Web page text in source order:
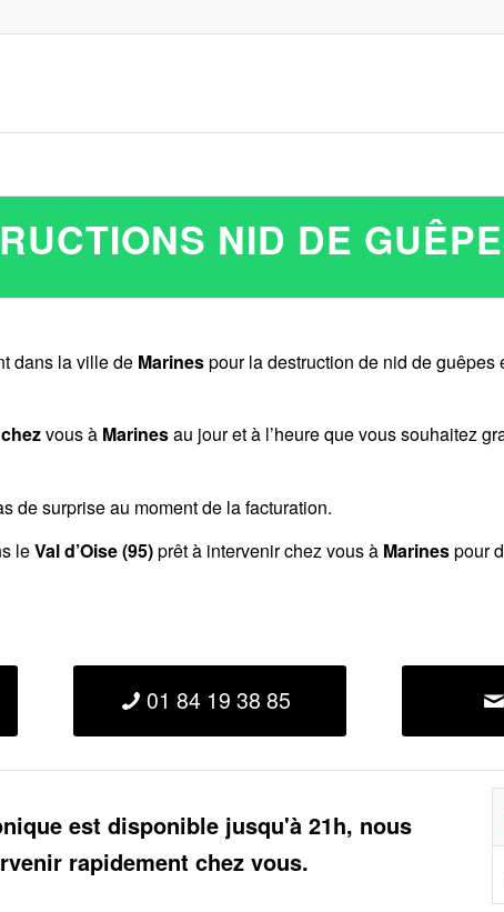
NID DE
dans la ville de Marinespour la destruction de nid de guêpes
vous à Marinesau jour et à l’heure que vous souhaitez
de surprise au moment de la facturation.
leVal d’Oise (95)prêt à intervenir chez vous à Marinespour
01 84 19 38 85
est disponible jusqu'à 21h, nous
rapidement chez vous.